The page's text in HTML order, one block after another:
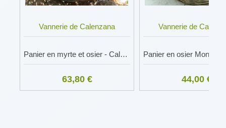
Vannerie de Calenzana
Panier en myrte et osier - Calenzana
63,80 €
Vannerie de
44,00 €